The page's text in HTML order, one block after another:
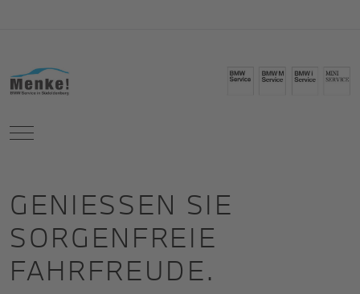
Mobile Menu Toggle
GENIESSEN SIE
SORGENFREIE
FAHRFREUDE.